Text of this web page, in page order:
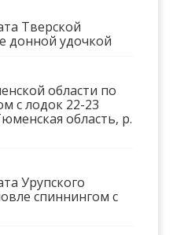
Тверской
донной удочкой
области по
с лодок 22-23
область, р.
Урупского
спиннингом с